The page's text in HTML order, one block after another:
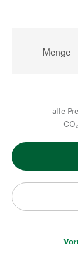
Menge
alle